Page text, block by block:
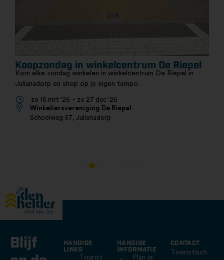
Koopzondag in winkelcentrum De Riepel
Kom elke zondag winkelen in winkelcentrum De Riepel in
Julianadorp en shop op je eigen tempo.
zo 15 mrt '26 - zo 27 dec '26
Winkeliersvereniging De Riepel
Schoolweg 57, Julianadorp
Blijf
HANDIGE
LINKS
Tourist
HANDIGE
INFORMATIE
Plan je
CONTACT
Toeristisch